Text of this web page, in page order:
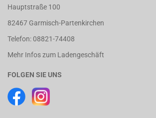
Hauptstraße 100
82467 Garmisch-Partenkirchen
Telefon: 08821-74408
Mehr Infos zum Ladengeschäft
FOLGEN SIE UNS